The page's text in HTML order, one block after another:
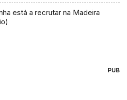
está a recrutar na Madeira
PUB